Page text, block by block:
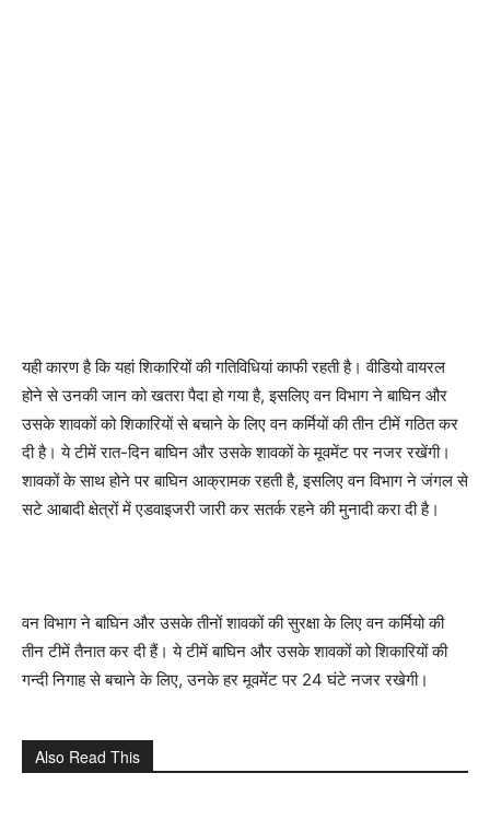
यही कारण है कि यहां शिकारियों की गतिविधियां काफी रहती है। वीडियो वायरल
होने से उनकी जान को खतरा पैदा हो गया है, इसलिए वन विभाग ने बाघिन और
उसके शावकों को शिकारियों से बचाने के लिए वन कर्मियों की तीन टीमें गठित कर
दी है। ये टीमें रात-दिन बाघिन और उसके शावकों के मूवमेंट पर नजर रखेंगी।
शावकों के साथ होने पर बाघिन आक्रामक रहती है, इसलिए वन विभाग ने जंगल से
सटे आबादी क्षेत्रों में एडवाइजरी जारी कर सतर्क रहने की मुनादी करा दी है।
वन विभाग ने बाघिन और उसके तीनों शावकों की सुरक्षा के लिए वन कर्मियो की
तीन टीमें तैनात कर दी हैं। ये टीमें बाघिन और उसके शावकों को शिकारियों की
गन्दी निगाह से बचाने के लिए, उनके हर मूवमेंट पर 24 घंटे नजर रखेगी।
Also Read This